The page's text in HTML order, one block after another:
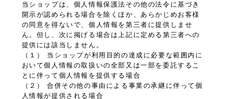
当ショップは、個人情報保護法その他の法令に基づき
開示が認められる場合を除くほか、あらかじめお客様
の同意を得ないで、個人情報を第三者に提供しませ
ん。但し、次に掲げる場合は上記に定める第三者への
提供には該当しません。
（１） 当ショップが利用目的の達成に必要な範囲内に
おいて個人情報の取扱いの全部又は一部を委託するこ
とに伴って個人情報を提供する場合
（２） 合併その他の事由による事業の承継に伴って個
人情報が提供される場合